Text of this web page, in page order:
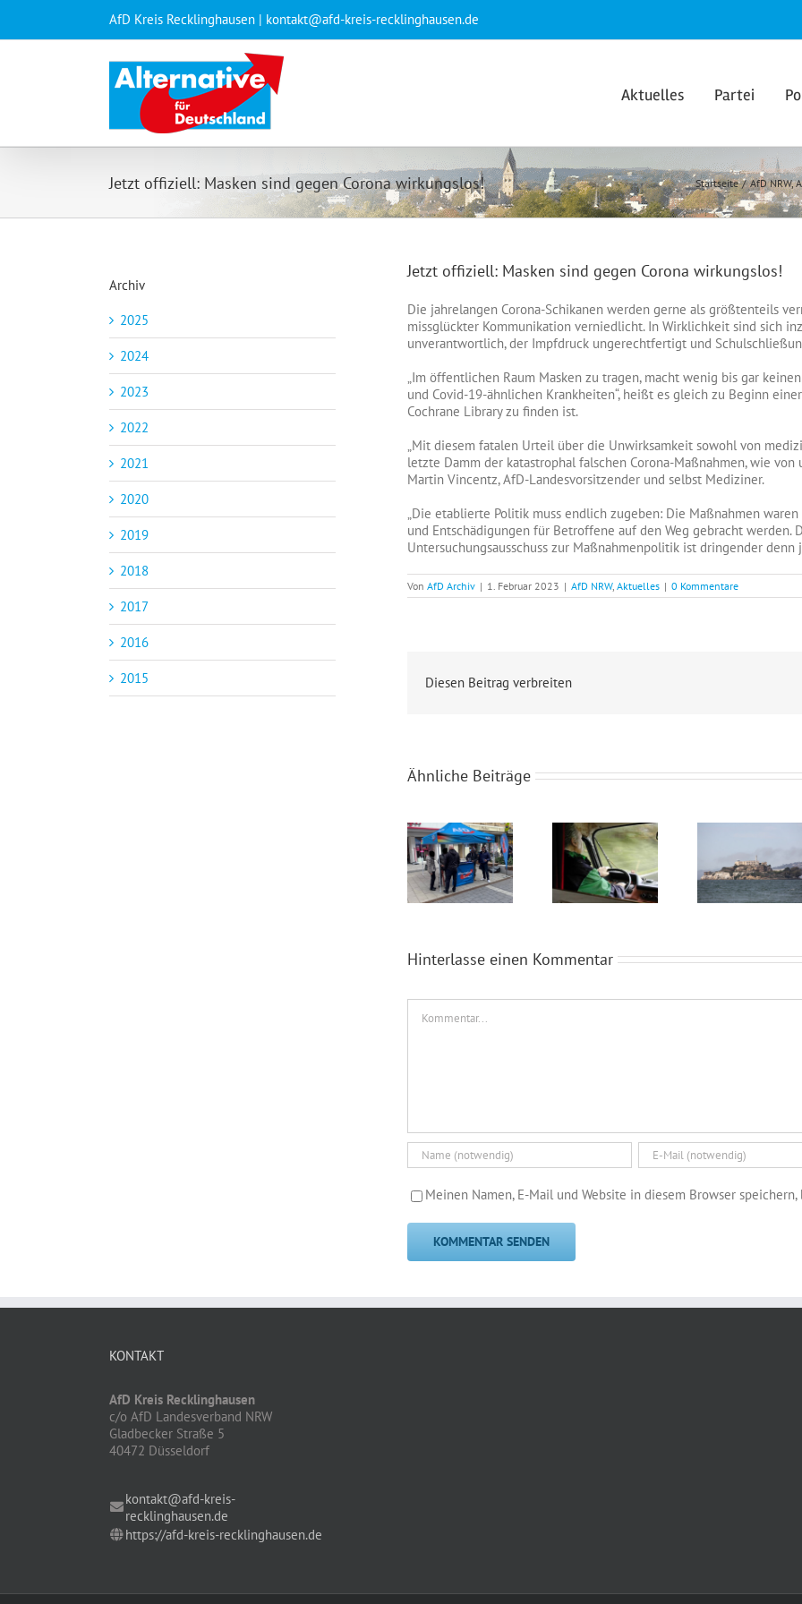
springen
AfD Kreis Recklinghausen | kontakt@afd-kreis-recklinghausen.de
Aktuelles Partei
Jetzt offiziell: Masken sind gegen Corona wirkungslos! Startseite AfD NRW
Jetzt offiziell: Masken sind gegen Corona wirkungslos!
Die jahrelangen Corona-Schikanen werden gerne als größtenteils
missglückter Kommunikation verniedlicht. In Wirklichkeit sind sich
unverantwortlich, der Impfdruck ungerechtfertigt und
„Im öffentlichen Raum Masken zu tragen, macht wenig bis gar
und Covid-19-ähnlichen Krankheiten“, heißt es gleich zu Beginn
Cochrane Library zu finden ist.
„Mit diesem fatalen Urteil über die Unwirksamkeit sowohl von
letzte Damm der katastrophal falschen Corona-Maßnahmen, wie von
Martin Vincentz, AfD-Landesvorsitzender und selbst Mediziner.
„Die etablierte Politik muss endlich zugeben: Die Maßnahmen
und Entschädigungen für Betroffene auf den Weg gebracht werden.
Untersuchungsausschuss zur Maßnahmenpolitik ist dringender denn
Von AfD Archiv | 1. Februar 2023 | AfD NRW, Aktuelles | 0 Kommentare
Diesen Beitrag verbreiten
Ähnliche Beiträge
Hinterlasse einen Kommentar
Meinen Namen, E-Mail und Website in diesem Browser
Archiv
2025
2024
2023
2022
2021
2020
2019
2018
2017
2016
2015
KONTAKT
AfD Kreis Recklinghausen
c/o AfD Landesverband NRW
Gladbecker Straße 5
40472 Düsseldorf
kontakt@afd-kreis-
recklinghausen.de
https://afd-kreis-recklinghausen.de